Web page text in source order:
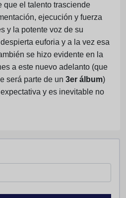
que el talento trasciende
ejecución y fuerza
y la potente voz de su
despierta euforia y a la vez esa
se hizo evidente en la
a este nuevo adelanto (que
será parte de un 3er álbum)
y es inevitable no